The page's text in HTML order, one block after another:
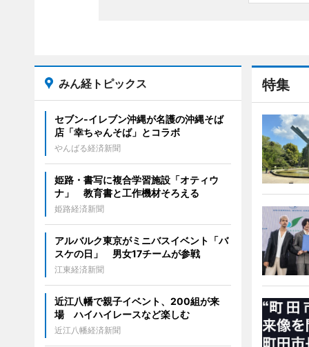
特集
みん経トピックス
セブン‐イレブン沖縄が名護の沖縄そば
店「幸ちゃんそば」とコラボ
やんばる経済新聞
姫路・書写に複合学習施設「オティウ
ナ」 教育書と工作機材そろえる
姫路経済新聞
アルバルク東京がミニバスイベント「バ
スケの日」 男女17チームが参戦
江東経済新聞
近江八幡で親子イベント、200組が来
場 ハイハイレースなど楽しむ
近江八幡経済新聞